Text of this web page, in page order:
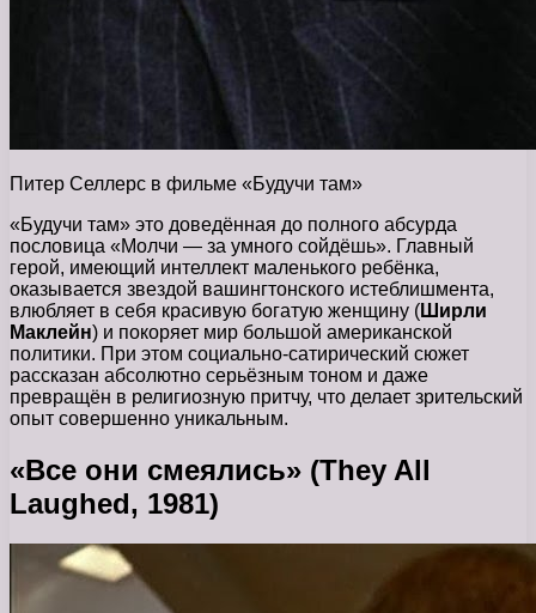
Питер Селлерс в фильме «Будучи там»
«Будучи там» это доведённая до полного абсурда
пословица «Молчи — за умного сойдёшь». Главный
герой, имеющий интеллект маленького ребёнка,
оказывается звездой вашингтонского истеблишмента,
влюбляет в себя красивую богатую женщину (Ширли
Маклейн) и покоряет мир большой американской
политики. При этом социально-сатирический сюжет
рассказан абсолютно серьёзным тоном и даже
превращён в религиозную притчу, что делает зрительский
опыт совершенно уникальным.
«Все они смеялись» (They All
Laughed, 1981)